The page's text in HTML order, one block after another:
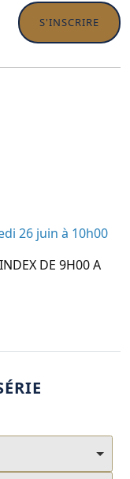
S'INSCRIRE
26 juin à 10h00
DE 9H00 A